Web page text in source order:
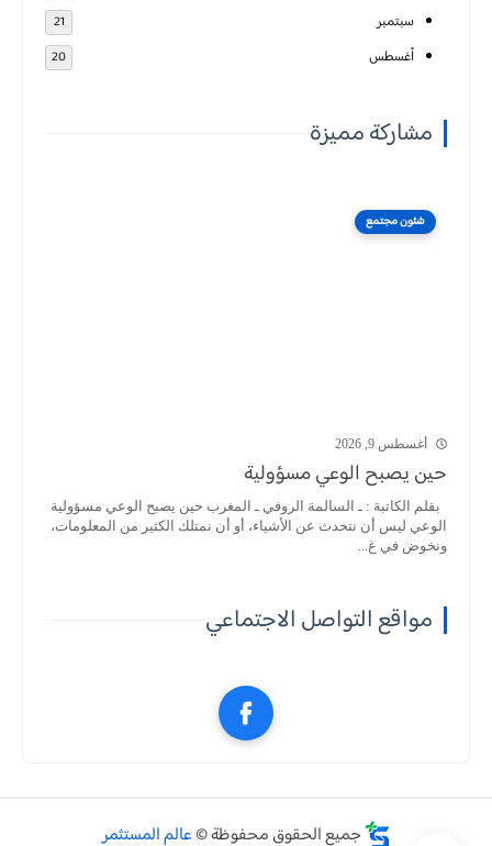
سبتمبر 21
أغسطس 20
مشاركة مميزة
شئون مجتمع
أغسطس 9, 2026
حين يصبح الوعي مسؤولية
بقلم الكاتبة : ـ السالمة الروفي ـ المغرب حين يصبح الوعي مسؤولية
الوعي ليس أن نتحدث عن الأشياء، أو أن نمتلك الكثير من المعلومات،
ونخوض في غ...
مواقع التواصل الاجتماعي
جميع الحقوق محفوظة ©عالم المستثمر